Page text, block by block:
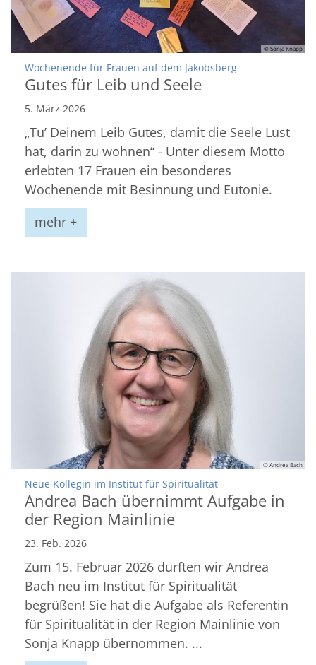
© Sonja Knapp
Wochenende für Frauen auf dem Jakobsberg:
Gutes für Leib und Seele
5. März 2026
„Tu’ Deinem Leib Gutes, damit die Seele Lust
hat, darin zu wohnen“ - Unter diesem Motto
erlebten 17 Frauen ein besonderes
Wochenende mit Besinnung und Eutonie.
mehr +
© Andrea Bach
Neue Kollegin im Institut für Spiritualität:
Andrea Bach übernimmt Aufgabe in
der Region Mainlinie
23. Feb. 2026
Zum 15. Februar 2026 durften wir Andrea
Bach neu im Institut für Spiritualität
begrüßen! Sie hat die Aufgabe als Referentin
für Spiritualität in der Region Mainlinie von
Sonja Knapp übernommen. ...